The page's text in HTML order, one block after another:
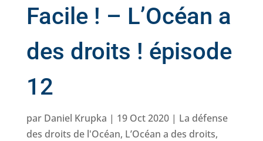
Facile ! – L’Océan a
des droits ! épisode
12
par Daniel Krupka | 19 Oct 2020| La défense
des droits de l'Océan, L’Océan a des droits,